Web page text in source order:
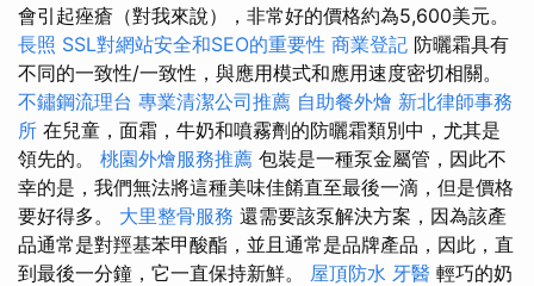
會引起痤瘡（對我來說），非常好的價格約為5,600美元。
長照 SSL對網站安全和SEO的重要性 商業登記 防曬霜具有
不同的一致性/一致性，與應用模式和應用速度密切相關。
不鏽鋼流理台 專業清潔公司推薦 自助餐外燴 新北律師事務
所 在兒童，面霜，牛奶和噴霧劑的防曬霜類別中，尤其是
領先的。 桃園外燴服務推薦 包裝是一種泵金屬管，因此不
幸的是，我們無法將這種美味佳餚直至最後一滴，但是價格
要好得多。 大里整骨服務 還需要該泵解決方案，因為該產
品通常是對羥基苯甲酸酯，並且通常是品牌產品，因此，直
到最後一分鐘，它一直保持新鮮。 屋頂防水 牙醫 輕巧的奶